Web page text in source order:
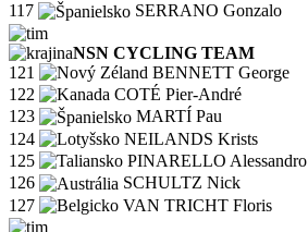
117
SERRANO Gonzalo
NSN CYCLING TEAM
121
BENNETT George
122
COTÉ Pier-André
123
MARTÍ Pau
124
NEILANDS Krists
125
PINARELLO Alessandro
126
SCHULTZ Nick
127
VAN TRICHT Floris